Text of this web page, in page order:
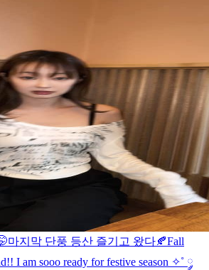
마지막 단풍 등산 즐기고 왔다🍂Fall
I am sooo ready for festive season ✧˚